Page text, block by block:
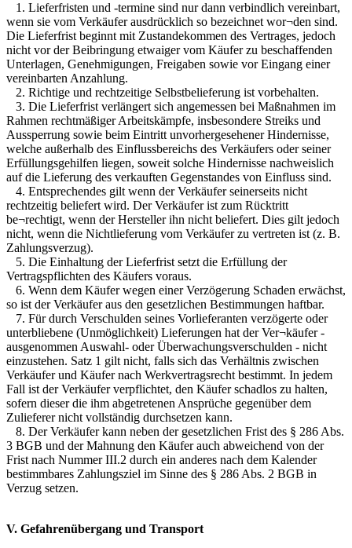
1. Lieferfristen und -termine sind nur dann verbindlich vereinbart,
wenn sie vom Verkäufer ausdrücklich so bezeichnet wor¬den sind.
Die Lieferfrist beginnt mit Zustandekommen des Vertrages, jedoch
nicht vor der Beibringung etwaiger vom Käufer zu beschaffenden
Unterlagen, Genehmigungen, Freigaben sowie vor Eingang einer
vereinbarten Anzahlung.
2. Richtige und rechtzeitige Selbstbelieferung ist vorbehalten.
3. Die Lieferfrist verlängert sich angemessen bei Maßnahmen im
Rahmen rechtmäßiger Arbeitskämpfe, insbesondere Streiks und
Aussperrung sowie beim Eintritt unvorhergesehener Hindernisse,
welche außerhalb des Einflussbereichs des Verkäufers oder seiner
Erfüllungsgehilfen liegen, soweit solche Hindernisse nachweislich
auf die Lieferung des verkauften Gegenstandes von Einfluss sind.
4. Entsprechendes gilt wenn der Verkäufer seinerseits nicht
rechtzeitig beliefert wird. Der Verkäufer ist zum Rücktritt
be¬rechtigt, wenn der Hersteller ihn nicht beliefert. Dies gilt jedoch
nicht, wenn die Nichtlieferung vom Verkäufer zu vertreten ist (z. B.
Zahlungsverzug).
5. Die Einhaltung der Lieferfrist setzt die Erfüllung der
Vertragspflichten des Käufers voraus.
6. Wenn dem Käufer wegen einer Verzögerung Schaden erwächst,
so ist der Verkäufer aus den gesetzlichen Bestimmungen haftbar.
7. Für durch Verschulden seines Vorlieferanten verzögerte oder
unterbliebene (Unmöglichkeit) Lieferungen hat der Ver¬käufer -
ausgenommen Auswahl- oder Überwachungsverschulden - nicht
einzustehen. Satz 1 gilt nicht, falls sich das Verhältnis zwischen
Verkäufer und Käufer nach Werkvertragsrecht bestimmt. In jedem
Fall ist der Verkäufer verpflichtet, den Käufer schadlos zu halten,
sofern dieser die ihm abgetretenen Ansprüche gegenüber dem
Zulieferer nicht vollständig durchsetzen kann.
8. Der Verkäufer kann neben der gesetzlichen Frist des § 286 Abs.
3 BGB und der Mahnung den Käufer auch abweichend von der
Frist nach Nummer III.2 durch ein anderes nach dem Kalender
bestimmbares Zahlungsziel im Sinne des § 286 Abs. 2 BGB in
Verzug setzen.
V. Gefahrenübergang und Transport